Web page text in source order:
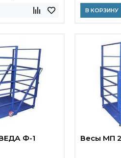
В КОРЗИНУ
Ф-1 Весы МП